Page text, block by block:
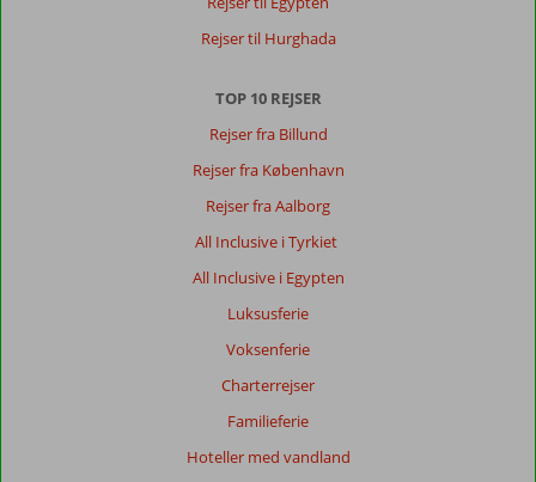
Rejser til Hurghada
TOP 10 REJSER
Rejser fra Billund
Rejser fra København
Rejser fra Aalborg
All Inclusive i Tyrkiet
All Inclusive i Egypten
Luksusferie
Voksenferie
Charterrejser
Familieferie
Hoteller med vandland